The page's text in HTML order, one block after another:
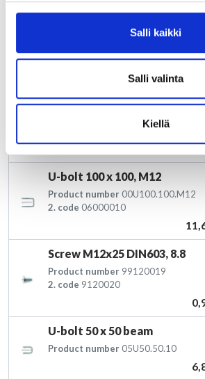
Salli kaikki
Salli valinta
Kiellä
std5105
2. code50502780
Screw M12-100 10.9 DIN 931
U-bolt 100 x 100, M12
Product number00U100.100.M12
2. code 06000010
Screw M12x25 DIN603, 8.8
Product number 99120019
2. code 9120020
U-bolt 50 x 50 beam
Product number05U50.50.10